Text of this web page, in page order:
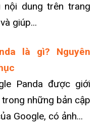
dung trên trang
giúp...
là gì? Nguyên
Panda được giới
những bản cập
Google, có ảnh...